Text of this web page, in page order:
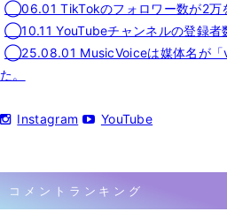
◯06.01 TikTokのフォロワー数が2万
◯10.11 YouTubeチャンネルの登録者
◯25.08.01 MusicVoiceは媒体名が「
た。
Instagram YouTube
コメントランキング